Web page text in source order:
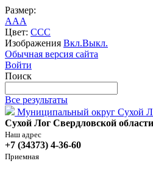
Размер:
AAA
Цвет: CCC
Изображения Вкл.Выкл.
Обычная версия сайта
Войти
Поиск
Все результаты
Муниципальный округ Сухой
Сухой Лог Свердловской
Наш адрес
+7 (34373) 4-36-60
Приемная